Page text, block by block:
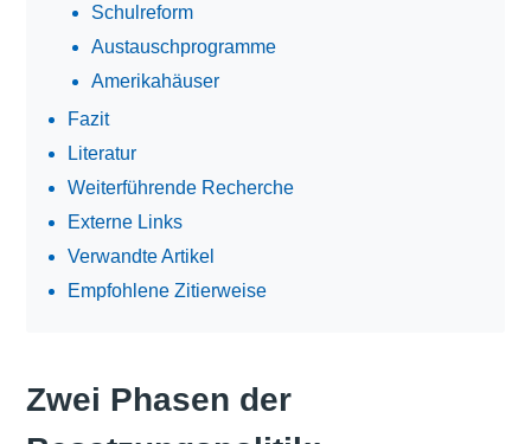
Schulreform
Austauschprogramme
Amerikahäuser
Fazit
Literatur
Weiterführende Recherche
Externe Links
Verwandte Artikel
Empfohlene Zitierweise
Zwei Phasen der